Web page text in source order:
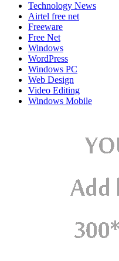
Technology News
Airtel free net
Freeware
Free Net
Windows
WordPress
Windows PC
Web Design
Video Editing
Windows Mobile